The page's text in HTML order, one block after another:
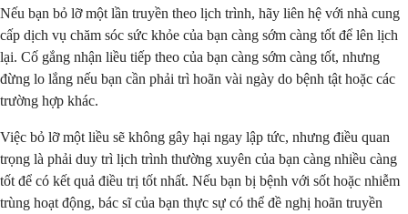
Nếu bạn bỏ lỡ một lần truyền theo lịch trình, hãy liên hệ với nhà cung
cấp dịch vụ chăm sóc sức khỏe của bạn càng sớm càng tốt để lên lịch
lại. Cố gắng nhận liều tiếp theo của bạn càng sớm càng tốt, nhưng
đừng lo lắng nếu bạn cần phải trì hoãn vài ngày do bệnh tật hoặc các
trường hợp khác.
Việc bỏ lỡ một liều sẽ không gây hại ngay lập tức, nhưng điều quan
trọng là phải duy trì lịch trình thường xuyên của bạn càng nhiều càng
tốt để có kết quả điều trị tốt nhất. Nếu bạn bị bệnh với sốt hoặc nhiễm
trùng hoạt động, bác sĩ của bạn thực sự có thể đề nghị hoãn truyền